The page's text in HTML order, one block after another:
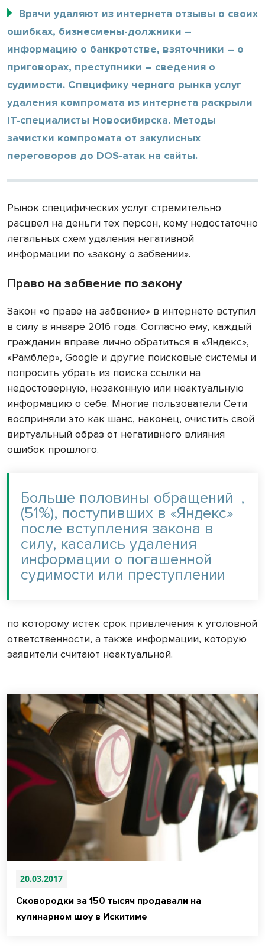
Врачи удаляют из интернета отзывы о своих
ошибках, бизнесмены-должники –
информацию о банкротстве, взяточники – о
приговорах, преступники – сведения о
судимости. Специфику черного рынка услуг
удаления компромата из интернета раскрыли
IT-специалисты Новосибирска. Методы
зачистки компромата от закулисных
переговоров до DOS-атак на сайты.
Рынок специфических услуг стремительно
расцвел на деньги тех персон, кому недостаточно
легальных схем удаления негативной
информации по «закону о забвении».
Право на забвение по закону
Закон «о праве на забвение» в интернете вступил
в силу в январе 2016 года. Согласно ему, каждый
гражданин вправе лично обратиться в «Яндекс»,
«Рамблер», Google и другие поисковые системы и
попросить убрать из поиска ссылки на
недостоверную, незаконную или неактуальную
информацию о себе. Многие пользователи Сети
восприняли это как шанс, наконец, очистить свой
виртуальный образ от негативного влияния
ошибок прошлого.
Больше половины обращений
(51%), поступивших в «Яндекс»
после вступления закона в
силу, касались удаления
информации о погашенной
судимости или преступлении
,
по которому истек срок привлечения к уголовной
ответственности, а также информации, которую
заявители считают неактуальной.
20.03.2017
Сковородки за 150 тысяч продавали на
кулинарном шоу в Искитиме